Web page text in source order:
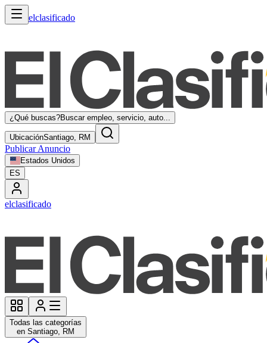
elclasificado
¿Qué buscas?Buscar empleo, servicio, auto...
UbicaciónSantiago, RM
Publicar Anuncio
Estados Unidos
ES
elclasificado
Todas las categorías
en Santiago, RM